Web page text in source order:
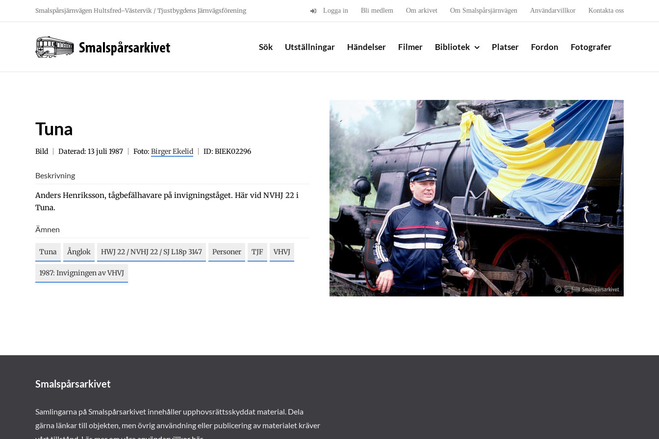
Smalspårsjärnvägen Hultsfred–Västervik / Tjustbygdens Järnvägsförening Logga in Bli medlem Om arkivet Om Smalspårsjärnvägen Användarvillkor Kontakta oss
Sök Utställningar Händelser Filmer Bibliotek Platser Fordon Fotografer
Tuna
Bild Daterad: 13 juli 1987 Foto: Birger Ekelid ID: BIEK02296
Beskrivning
Anders Henriksson, tågbefälhavare på invigningståget. Här vid NVHJ 22 i
Tuna.
Ämnen
Tuna Ånglok HWJ 22 / NVHJ 22 / SJ L18p 3147 Personer TJF VHVJ
1987: Invigningen av VHVJ
Smalspårsarkivet
Samlingarna på Smalspårsarkivet innehåller upphovsrättsskyddat material. Dela
gärna länkar till objekten, men övrig användning eller publicering av materialet kräver